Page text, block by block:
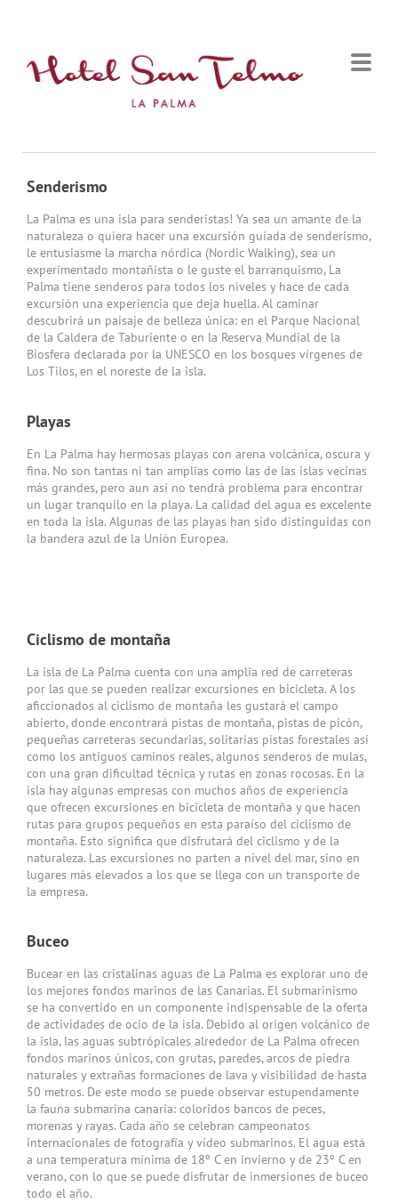
Senderismo
La Palma es una isla para senderistas! Ya sea un amante de la
naturaleza o quiera hacer una excursión guíada de senderismo,
le entusiasme la marcha nórdica (Nordic Walking), sea un
experimentado montañista o le guste el barranquismo, La
Palma tiene senderos para todos los niveles y hace de cada
excursión una experiencia que deja huella. Al caminar
descubrirá un paisaje de belleza única: en el Parque Nacional
de la Caldera de Taburiente o en la Reserva Mundial de la
Biosfera declarada por la UNESCO en los bosques vírgenes de
Los Tilos, en el noreste de la isla.
Playas
En La Palma hay hermosas playas con arena volcánica, oscura y
fina. No son tantas ni tan amplias como las de las islas vecinas
más grandes, pero aun así no tendrá problema para encontrar
un lugar tranquilo en la playa. La calidad del agua es excelente
en toda la isla. Algunas de las playas han sido distinguidas con
la bandera azul de la Unión Europea.
Ciclismo de montaña
La isla de La Palma cuenta con una amplia red de carreteras
por las que se pueden realizar excursiones en bicicleta. A los
aficcionados al ciclismo de montaña les gustará el campo
abierto, donde encontrará pistas de montaña, pistas de picón,
pequeñas carreteras secundarias, solitarias pistas forestales así
como los antiguos caminos reales, algunos senderos de mulas,
con una gran dificultad técnica y rutas en zonas rocosas. En la
isla hay algunas empresas con muchos años de experiencia
que ofrecen excursiones en bicicleta de montaña y que hacen
rutas para grupos pequeños en esta paraíso del ciclismo de
montaña. Esto significa que disfrutará del ciclismo y de la
naturaleza. Las excursiones no parten a nivel del mar, sino en
lugares más elevados a los que se llega con un transporte de
la empresa.
Buceo
Bucear en las cristalinas aguas de La Palma es explorar uno de
los mejores fondos marinos de las Canarias. El submarinismo
se ha convertido en un componente indispensable de la oferta
de actividades de ocio de la isla. Debido al origen volcánico de
la isla, las aguas subtrópicales alrededor de La Palma ofrecen
fondos marinos únicos, con grutas, paredes, arcos de piedra
naturales y extrañas formaciones de lava y visibilidad de hasta
50 metros. De este modo se puede observar estupendamente
la fauna submarina canaria: coloridos bancos de peces,
morenas y rayas. Cada año se celebran campeonatos
internacionales de fotografía y vídeo submarinos. El agua está
a una temperatura mínima de 18º C en invierno y de 23º C en
verano, con lo que se puede disfrutar de inmersiones de buceo
todo el año.